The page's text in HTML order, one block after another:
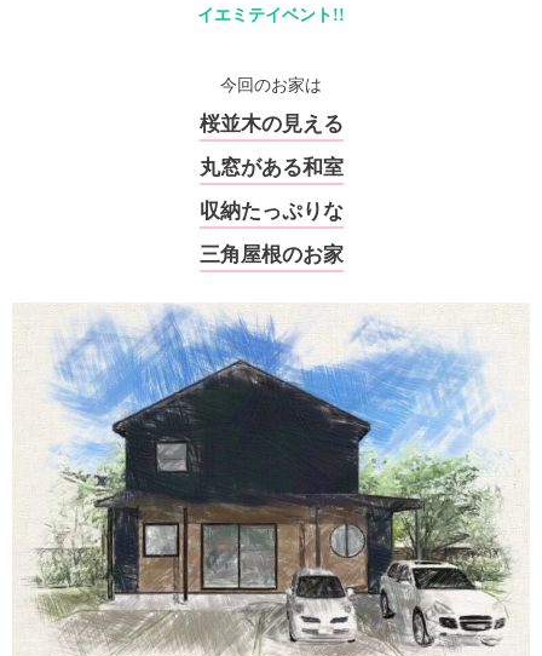
イエミテイベント!!
今回のお家は
桜並木の見える
丸窓がある和室
収納たっぷりな
三角屋根のお家